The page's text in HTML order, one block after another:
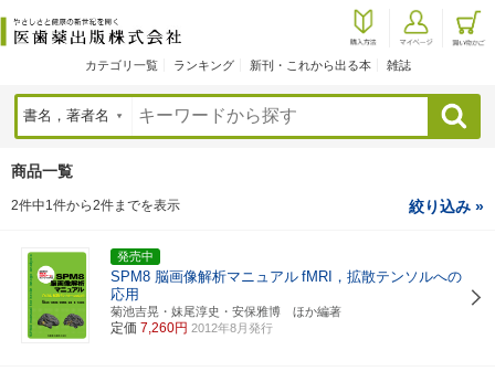
カテゴリ一覧 ランキング 新刊・これから出る本 雑誌
検索
商品一覧
2件中1件から2件までを表示 絞り込み »
発売中
SPM8 脳画像解析マニュアル fMRI，拡散テンソルへの
応用
菊池吉晃・妹尾淳史・安保雅博 ほか編著
定価 7,260円 2012年8月発行